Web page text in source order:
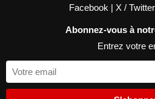
Facebook | X / Twitter
Abonnez-vous à
Entrez votre